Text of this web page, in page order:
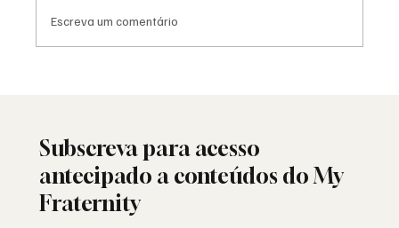
Escreva um comentário
Subscreva para acesso
antecipado a conteúdos do My
Fraternity